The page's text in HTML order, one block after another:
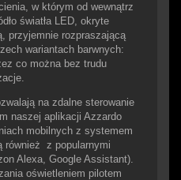
w którym od wewnątrz
światła LED, okryte
przyjemnie rozpraszającą
wariantach barwnych:
co można bez trudu
na zdalne sterowanie
naszej aplikacji Azzardo
mobilnych z systemem
również z popularnymi
Alexa, Google Assistant).
oświetleniem pilotem